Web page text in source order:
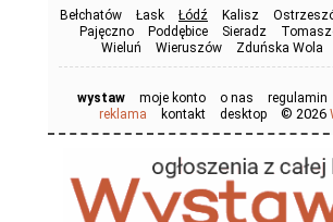
Bełchatów Łask Łódź Kalisz
Pajęczno
Poddębice Sieradz
Wieluń
Wieruszów Zduńska Wola
wystaw moje konto o nas regulamin
reklama
kontakt desktop © 2026